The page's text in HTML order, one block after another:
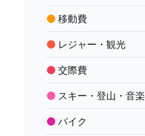
移動費
レジャー・観光
交際費
スキー・登山・音楽
バイク